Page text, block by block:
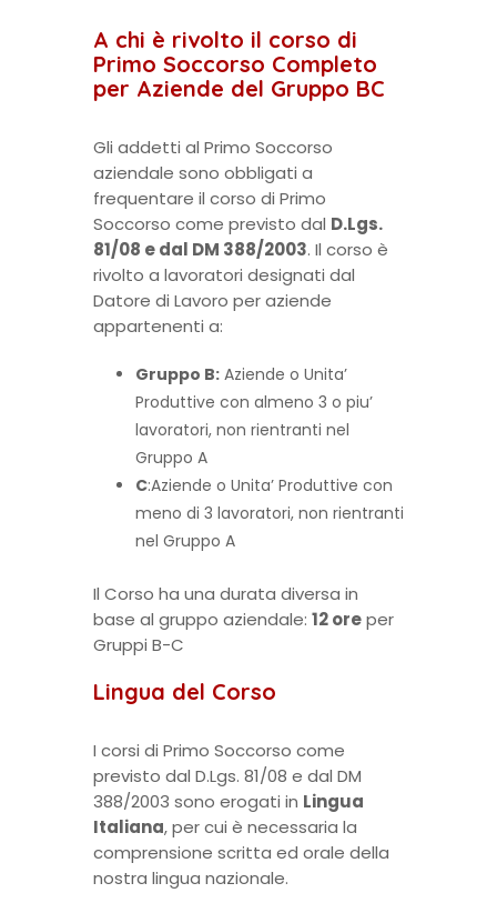
A chi è rivolto il corso di
Primo Soccorso Completo
per Aziende del Gruppo BC
Gli addetti al Primo Soccorso
aziendale sono obbligati a
frequentare il corso di Primo
Soccorso come previsto dal D.Lgs.
81/08 e dal DM 388/2003. Il corso è
rivolto a lavoratori designati dal
Datore di Lavoro per aziende
appartenenti a:
Gruppo B:Aziende o Unita’
Produttive con almeno 3 o piu’
lavoratori, non rientranti nel
Gruppo A
C:Aziende o Unita’ Produttive con
meno di 3 lavoratori, non rientranti
nel Gruppo A
Il Corso ha una durata diversa in
base al gruppo aziendale: 12 oreper
Gruppi B-C
Lingua del Corso
I corsi di Primo Soccorso come
previsto dal D.Lgs. 81/08 e dal DM
388/2003 sono erogati in Lingua
Italiana, per cui è necessaria la
comprensione scritta ed orale della
nostra lingua nazionale.